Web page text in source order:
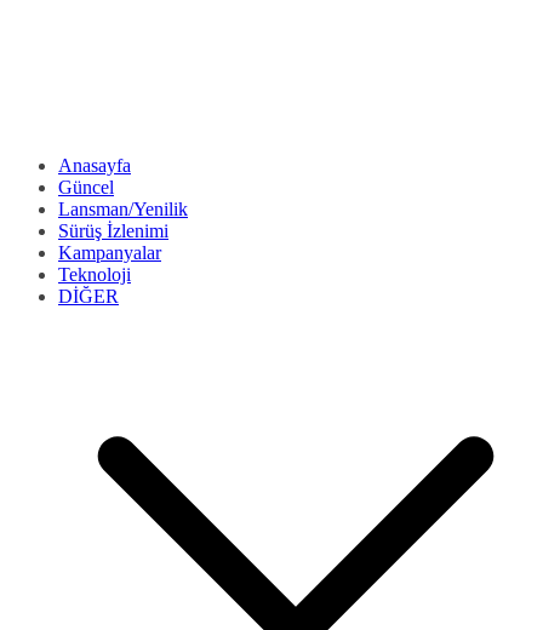
Anasayfa
Güncel
Lansman/Yenilik
Sürüş İzlenimi
Kampanyalar
Teknoloji
DİĞER